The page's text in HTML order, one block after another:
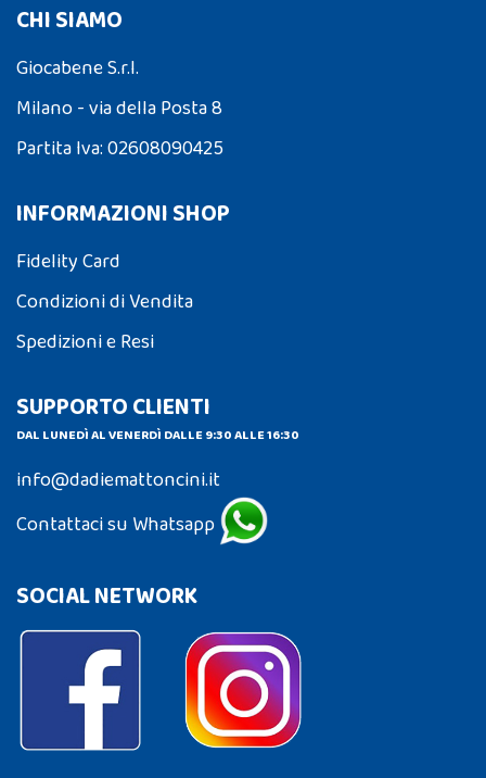
CHI SIAMO
Giocabene S.r.l.
Milano - via della Posta 8
Partita Iva: 02608090425
INFORMAZIONI SHOP
Fidelity Card
Condizioni di Vendita
Spedizioni e Resi
SUPPORTO CLIENTI
DAL LUNEDÌ AL VENERDÌ DALLE 9:30 ALLE 16:30
info@dadiemattoncini.it
Contattaci su Whatsapp
SOCIAL NETWORK